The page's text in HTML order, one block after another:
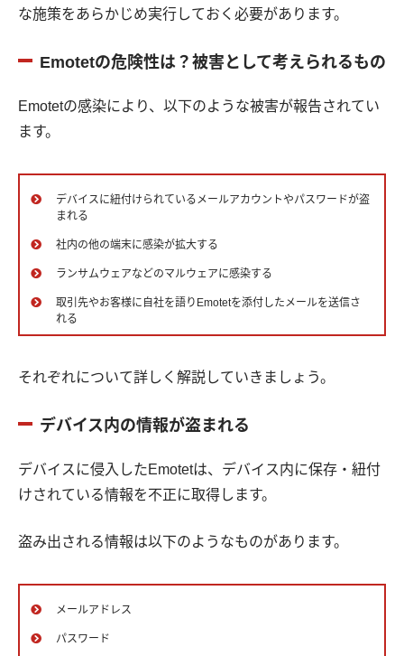
な施策をあらかじめ実行しておく必要があります。
Emotetの危険性は？被害として考えられるもの
Emotetの感染により、以下のような被害が報告されてい
ます。
デバイスに紐付けられているメールアカウントやパスワードが盗
まれる
社内の他の端末に感染が拡大する
ランサムウェアなどのマルウェアに感染する
取引先やお客様に自社を語りEmotetを添付したメールを送信さ
れる
それぞれについて詳しく解説していきましょう。
デバイス内の情報が盗まれる
デバイスに侵入したEmotetは、デバイス内に保存・紐付
けされている情報を不正に取得します。
盗み出される情報は以下のようなものがあります。
メールアドレス
パスワード